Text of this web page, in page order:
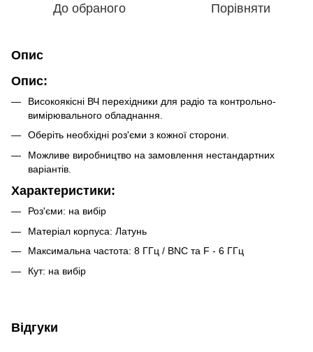
До обраного Порівняти
Опис
Опис:
Високоякісні ВЧ перехідники для радіо та контрольно-
вимірювального обладнання.
Оберіть необхідні роз'єми з кожної сторони.
Можливе виробництво на замовлення нестандартних
варіантів.
Характеристики:
Роз'єми: на вибір
Матеріал корпуса: Латунь
Максимальна частота: 8 ГГц / BNC та F - 6 ГГц
Кут: на вибір
Відгуки